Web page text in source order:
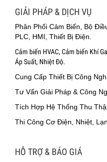
GIẢI PHÁP & DỊCH VỤ
Phân Phối Cảm Biến, Bộ
PLC, HMI, Thiết Bị Điện.
Cảm biến HVAC, Cảm biến Khí
Áp Suất, Nhiệt Độ.
Cung Cấp Thiết Bị Công
Tư Vấn Giải Pháp & Công
Tích Hợp Hệ Thống Thu
Thi Công Cơ Điện, Nhiệt,
HỖ TRỢ & BÁO GIÁ